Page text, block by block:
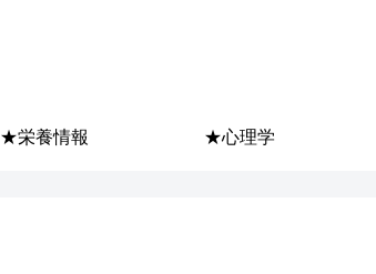
★栄養情報 ★心理学